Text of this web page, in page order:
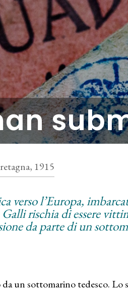
1915
verso l’Europa,
rischia di essere
da parte di un
un sottomarino tedesco. Lo